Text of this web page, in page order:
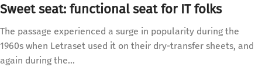
Sweet seat: functional seat for IT folks
The passage experienced a surge in popularity during the
1960s when Letraset used it on their dry-transfer sheets, and
again during the...